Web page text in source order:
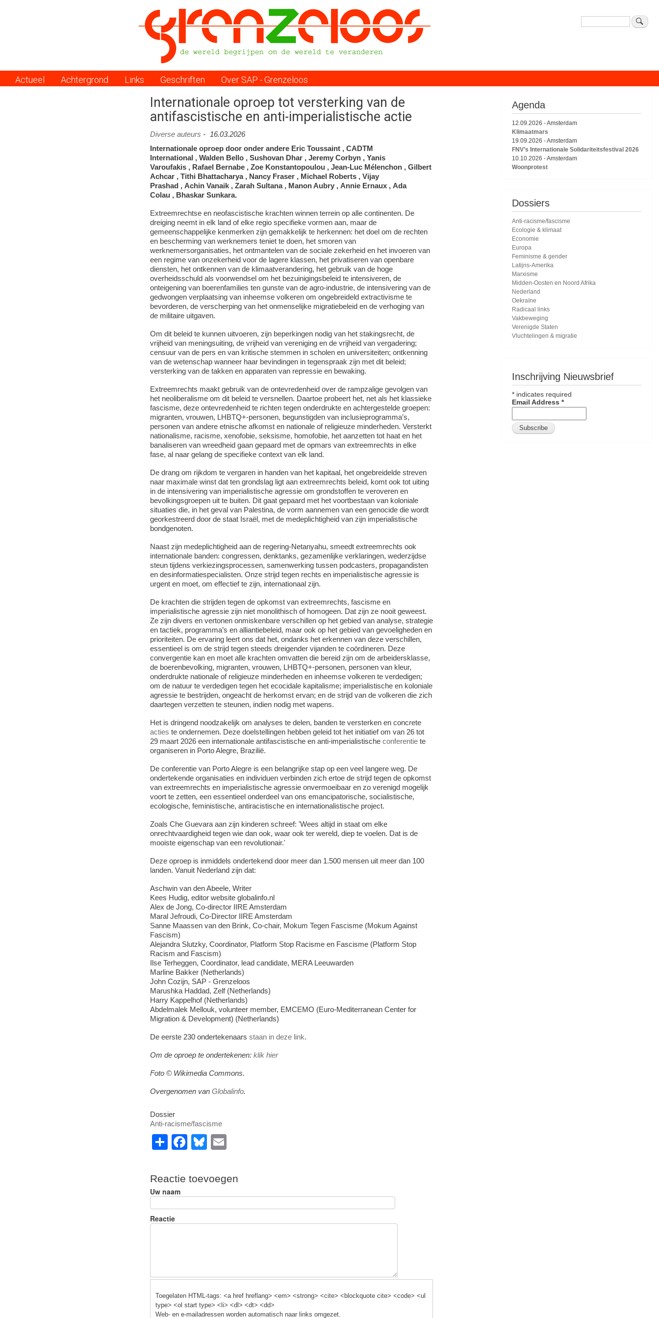
naar
inhoud
Zoeken
MenuActueel Achtergrond Links Geschriften Over SAP - Grenzeloos
Internationale oproep tot versterking van de
antifascistische en anti-imperialistische actie
Diverse auteurs - 16.03.2026
Internationale oproep door onder andere Eric Toussaint , CADTM
International , Walden Bello , Sushovan Dhar , Jeremy Corbyn , Yanis
Varoufakis , Rafael Bernabe , Zoe Konstantopoulou , Jean-Luc Mélenchon , Gilbert
Achcar , Tithi Bhattacharya , Nancy Fraser , Michael Roberts , Vijay
Prashad , Achin Vanaik , Zarah Sultana , Manon Aubry , Annie Ernaux , Ada
Colau , Bhaskar Sunkara.
Extreemrechtse en neofascistische krachten winnen terrein op alle continenten. De
dreiging neemt in elk land of elke regio specifieke vormen aan, maar de
gemeenschappelijke kenmerken zijn gemakkelijk te herkennen: het doel om de rechten
en bescherming van werknemers teniet te doen, het smoren van
werknemersorganisaties, het ontmantelen van de sociale zekerheid en het invoeren van
een regime van onzekerheid voor de lagere klassen, het privatiseren van openbare
diensten, het ontkennen van de klimaatverandering, het gebruik van de hoge
overheidsschuld als voorwendsel om het bezuinigingsbeleid te intensiveren, de
onteigening van boerenfamilies ten gunste van de agro-industrie, de intensivering van de
gedwongen verplaatsing van inheemse volkeren om ongebreideld extractivisme te
bevorderen, de verscherping van het onmenselijke migratiebeleid en de verhoging van
de militaire uitgaven.
Om dit beleid te kunnen uitvoeren, zijn beperkingen nodig van het stakingsrecht, de
vrijheid van meningsuiting, de vrijheid van vereniging en de vrijheid van vergadering;
censuur van de pers en van kritische stemmen in scholen en universiteiten; ontkenning
van de wetenschap wanneer haar bevindingen in tegenspraak zijn met dit beleid;
versterking van de takken en apparaten van repressie en bewaking.
Extreemrechts maakt gebruik van de ontevredenheid over de rampzalige gevolgen van
het neoliberalisme om dit beleid te versnellen. Daartoe probeert het, net als het klassieke
fascisme, deze ontevredenheid te richten tegen onderdrukte en achtergestelde groepen:
migranten, vrouwen, LHBTQ+-personen, begunstigden van inclusieprogramma’s,
personen van andere etnische afkomst en nationale of religieuze minderheden. Versterkt
nationalisme, racisme, xenofobie, seksisme, homofobie, het aanzetten tot haat en het
banaliseren van wreedheid gaan gepaard met de opmars van extreemrechts in elke
fase, al naar gelang de specifieke context van elk land.
De drang om rijkdom te vergaren in handen van het kapitaal, het ongebreidelde streven
naar maximale winst dat ten grondslag ligt aan extreemrechts beleid, komt ook tot uiting
in de intensivering van imperialistische agressie om grondstoffen te veroveren en
bevolkingsgroepen uit te buiten. Dit gaat gepaard met het voortbestaan van koloniale
situaties die, in het geval van Palestina, de vorm aannemen van een genocide die wordt
georkestreerd door de staat Israël, met de medeplichtigheid van zijn imperialistische
bondgenoten.
Naast zijn medeplichtigheid aan de regering-Netanyahu, smeedt extreemrechts ook
internationale banden: congressen, denktanks, gezamenlijke verklaringen, wederzijdse
steun tijdens verkiezingsprocessen, samenwerking tussen podcasters, propagandisten
en desinformatiespecialisten. Onze strijd tegen rechts en imperialistische agressie is
urgent en moet, om effectief te zijn, internationaal zijn.
De krachten die strijden tegen de opkomst van extreemrechts, fascisme en
imperialistische agressie zijn niet monolithisch of homogeen. Dat zijn ze nooit geweest.
Ze zijn divers en vertonen onmiskenbare verschillen op het gebied van analyse, strategie
en tactiek, programma’s en alliantiebeleid, maar ook op het gebied van gevoeligheden en
prioriteiten. De ervaring leert ons dat het, ondanks het erkennen van deze verschillen,
essentieel is om de strijd tegen steeds dreigender vijanden te coördineren. Deze
convergentie kan en moet alle krachten omvatten die bereid zijn om de arbeidersklasse,
de boerenbevolking, migranten, vrouwen, LHBTQ+-personen, personen van kleur,
onderdrukte nationale of religieuze minderheden en inheemse volkeren te verdedigen;
om de natuur te verdedigen tegen het ecocidale kapitalisme; imperialistische en koloniale
agressie te bestrijden, ongeacht de herkomst ervan; en de strijd van de volkeren die zich
daartegen verzetten te steunen, indien nodig met wapens.
Het is dringend noodzakelijk om analyses te delen, banden te versterken en concrete
acties te ondernemen. Deze doelstellingen hebben geleid tot het initiatief om van 26 tot
29 maart 2026 een internationale antifascistische en anti-imperialistische conferentiete
organiseren in Porto Alegre, Brazilië.
De conferentie van Porto Alegre is een belangrijke stap op een veel langere weg. De
ondertekende organisaties en individuen verbinden zich ertoe de strijd tegen de opkomst
van extreemrechts en imperialistische agressie onvermoeibaar en zo verenigd mogelijk
voort te zetten, een essentieel onderdeel van ons emancipatorische, socialistische,
ecologische, feministische, antiracistische en internationalistische project.
Zoals Che Guevara aan zijn kinderen schreef: 'Wees altijd in staat om elke
onrechtvaardigheid tegen wie dan ook, waar ook ter wereld, diep te voelen. Dat is de
mooiste eigenschap van een revolutionair.'
Deze oproep is inmiddels ondertekend door meer dan 1.500 mensen uit meer dan 100
landen. Vanuit Nederland zijn dat:
Aschwin van den Abeele, Writer
Kees Hudig, editor website globalinfo.nl
Alex de Jong, Co-director IIRE Amsterdam
Maral Jefroudi, Co-Director IIRE Amsterdam
Sanne Maassen van den Brink, Co-chair, Mokum Tegen Fascisme (Mokum Against
Fascism)
Alejandra Slutzky, Coordinator, Platform Stop Racisme en Fascisme (Platform Stop
Racism and Fascism)
Ilse Terheggen, Coordinator, lead candidate, MERA Leeuwarden
Marline Bakker (Netherlands)
John Cozijn, SAP - Grenzeloos
Marushka Haddad, Zelf (Netherlands)
Harry Kappelhof (Netherlands)
Abdelmalek Mellouk, volunteer member, EMCEMO (Euro-Mediterranean Center for
Migration & Development) (Netherlands)
De eerste 230 ondertekenaars staan in deze link.
Om de oproep te ondertekenen: klik hier
Foto © Wikimedia Commons.
Overgenomen van Globalinfo.
Dossier
Anti-racisme/fascisme
S
ar
e
F
c
e
o
Bl
e
sk
E
ail
Reactie toevoegen
Uw naam
Reactie
Toegelaten HTML-tags: <a href hreflang> <em> <strong> <cite> <blockquote cite> <code> <ul
type> <ol start type> <li> <dl> <dt> <dd>
Web- en e-mailadressen worden automatisch naar links omgezet.
Agenda
12.09.2026 -Amsterdam
Klimaatmars
19.09.2026 -Amsterdam
FNV’s Internationale Solidariteitsfestival 2026
10.10.2026 -Amsterdam
Woonprotest
Dossiers
Anti-racisme/fascisme
Ecologie & klimaat
Economie
Europa
Feminisme & gender
Latijns-Amerika
Marxisme
Midden-Oosten en Noord Afrika
Nederland
Oekraïne
Radicaal links
Vakbeweging
Verenigde Staten
Vluchtelingen & migratie
Inschrijving Nieuwsbrief
* indicates required
Email Address *